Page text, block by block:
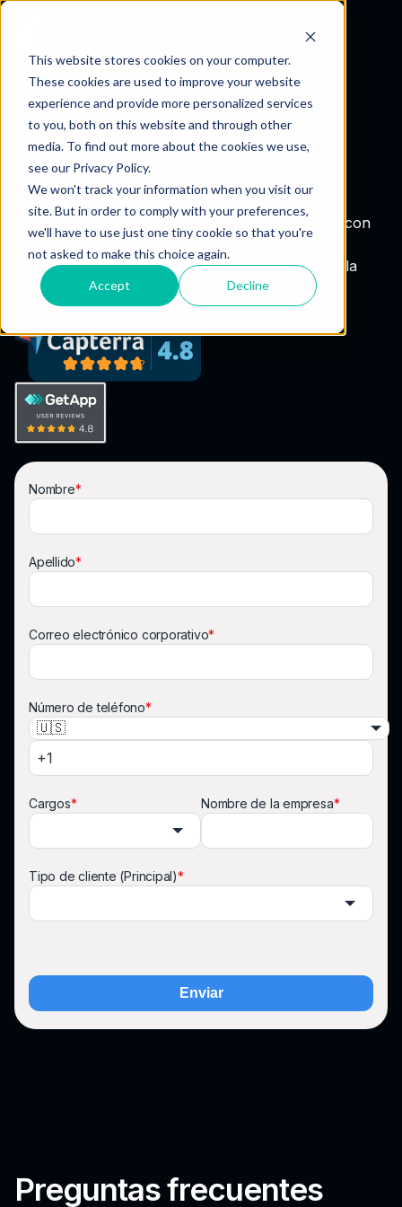
This website stores cookies on your computer.
These cookies are used to improve your website
experience and provide more personalized services
to you, both on this website and through other
media. To find out more about the cookies we use,
see our Privacy Policy.
We won't track your information when you visit our
site. But in order to comply with your preferences,
we'll have to use just one tiny cookie so that you're
not asked to make this choice again.
Accept Decline
Revoluciona tus
cobranzas hoy
Completa el formulario para entrar en contacto con
nuestro equipo de expertos en cobranzas
automatizadas y conocer cómo puedes mejorar la
gestión de cobros en tu empresa.
Nombre*
Apellido*
Correo electrónico corporativo*
Número de teléfono*
🇺🇸
Cargos* Nombre de la empresa*
Tipo de cliente (Principal)*
Enviar
Preguntas frecuentes